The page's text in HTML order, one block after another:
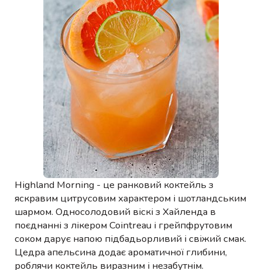
Highland Morning - це ранковий коктейль з
яскравим цитрусовим характером і шотландським
шармом. Односолодовий віскі з Хайленда в
поєднанні з лікером Cointreau і грейпфрутовим
соком дарує напою підбадьорливий і свіжий смак.
Цедра апельсина додає ароматичної глибини,
роблячи коктейль виразним і незабутнім.